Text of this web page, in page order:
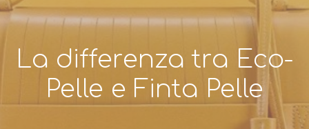
La differenza tra Eco-
Pelle e Finta Pelle